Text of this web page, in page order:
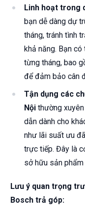
Linh hoạt trong
bạn dễ dàng dự
tháng, tránh tình
khả năng. Bạn
từng tháng, bao
để đảm bảo cân
Tận dụng các
Nội thường
dẫn dành cho
như lãi suất ưu
trực tiếp. Đây là
sở hữu sản
Lưu ý quan trọng
Bosch trả góp: